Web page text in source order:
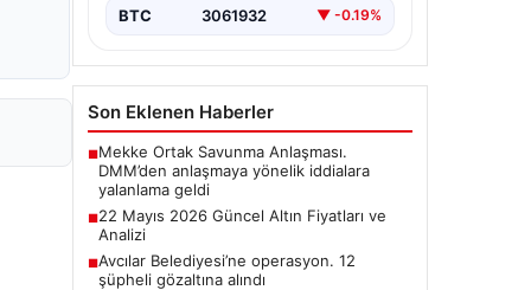
BTC 3061932 ▼ -0.19%
Son Eklenen Haberler
■Mekke Ortak Savunma Anlaşması.
DMM’den anlaşmaya yönelik iddialara
yalanlama geldi
■22 Mayıs 2026 Güncel Altın Fiyatları ve
Analizi
■Avcılar Belediyesi’ne operasyon. 12
şüpheli gözaltına alındı